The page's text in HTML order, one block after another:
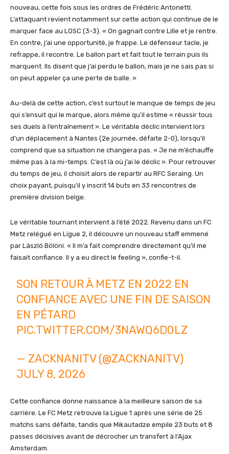
nouveau, cette fois sous les ordres de Frédéric Antonetti.
L’attaquant revient notamment sur cette action qui continue de le
marquer face au LOSC (3-3). « On gagnait contre Lille et je rentre.
En contre, j’ai une opportunité, je frappe. Le défenseur tacle, je
refrappe, il recontre. Le ballon part et fait tout le terrain puis ils
marquent. Ils disent que j’ai perdu le ballon, mais je ne sais pas si
on peut appeler ça une perte de balle. »
Au-delà de cette action, c’est surtout le manque de temps de jeu
qui s’ensuit qui le marque, alors même qu’il estime « réussir tous
ses duels à l’entraînement ». Le véritable déclic intervient lors
d’un déplacement à Nantes (2e journée, défaite 2-0), lorsqu’il
comprend que sa situation ne changera pas. « Je ne m’échauffe
même pas à la mi-temps. C’est là où j’ai le déclic ». Pour retrouver
du temps de jeu, il choisit alors de repartir au RFC Seraing. Un
choix payant, puisqu’il y inscrit 14 buts en 33 rencontres de
première division belge.
Le véritable tournant intervient à l’été 2022. Revenu dans un FC
Metz relégué en Ligue 2, il découvre un nouveau staff emmené
par László Bölöni. « Il m’a fait comprendre directement qu’il me
faisait confiance. Il y a eu direct le feeling », confie-t-il.
SON RETOUR À METZ EN 2022 EN
CONFIANCE AVEC UNE FIN DE SAISON
EN PÉTARD
PIC.TWITTER.COM/3NAWQ6D0LZ
— ZACKNANITV (@ZACKNANITV)
JULY 8, 2026
Cette confiance donne naissance à la meilleure saison de sa
carrière. Le FC Metz retrouve la Ligue 1 après une série de 25
matchs sans défaite, tandis que Mikautadze empile 23 buts et 8
passes décisives avant de décrocher un transfert à l’Ajax
Amsterdam.